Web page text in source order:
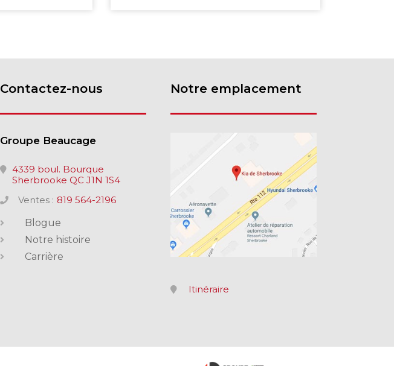
Contactez-nous
Groupe Beaucage
4339 boul. Bourque
Sherbrooke QC J1N 1S4
Ventes : 819 564-2196
Blogue
Notre histoire
Carrière
Notre emplacement
Itinéraire